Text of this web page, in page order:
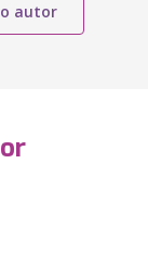
o autor